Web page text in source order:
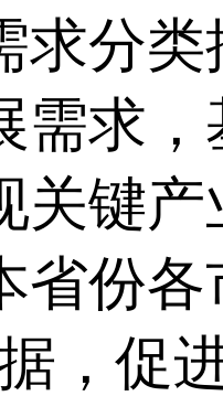
求分
需求
关键
省份
，促